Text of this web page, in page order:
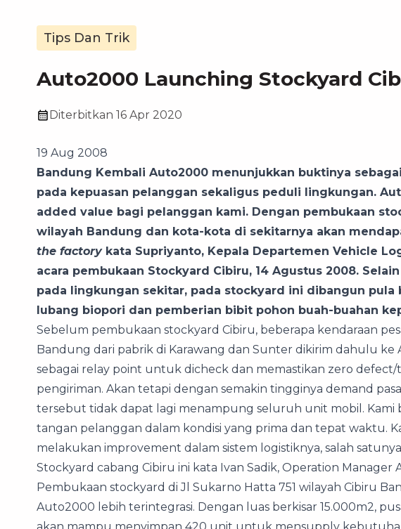
Tips Dan Trik
Auto2000 Launching Stockyard
Diterbitkan 16 Apr 2020
19 Aug 2008
Bandung Kembali Auto2000 menunjukkan buktinya
pada kepuasan pelanggan sekaligus peduli lingkungan.
added value bagi pelanggan kami. Dengan pembukaan
wilayah Bandung dan kota-kota di sekitarnya akan
the factorykata Supriyanto, Kepala Departemen Vehicle
acara pembukaan Stockyard Cibiru, 14 Agustus 2008.
pada lingkungan sekitar, pada stockyard ini dibangun pula
lubang biopori dan pemberian bibit pohon buah-buahan
Sebelum pembukaan stockyard Cibiru, beberapa kendaraan
Bandung dari pabrik di Karawang dan Sunter dikirim dahulu
sebagai relay point untuk dicheck dan memastikan zero defect/
pengiriman. Akan tetapi dengan semakin tingginya demand
tersebut tidak dapat lagi menampung seluruh unit mobil. Kami
tangan pelanggan dalam kondisi yang prima dan tepat waktu.
melakukan improvement dalam sistem logistiknya, salah
Stockyard cabang Cibiru ini kata Ivan Sadik, Operation Manager
Pembukaan stockyard di Jl Sukarno Hatta 751 wilayah Cibiru
Auto2000 lebih terintegrasi. Dengan luas berkisar 15.000m2,